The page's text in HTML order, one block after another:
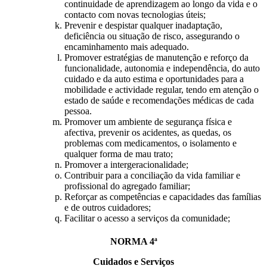
continuidade de aprendizagem ao longo da vida e o
contacto com novas tecnologias úteis;
Prevenir e despistar qualquer inadaptação,
deficiência ou situação de risco, assegurando o
encaminhamento mais adequado.
Promover estratégias de manutenção e reforço da
funcionalidade, autonomia e independência, do auto
cuidado e da auto estima e oportunidades para a
mobilidade e actividade regular, tendo em atenção o
estado de saúde e recomendações médicas de cada
pessoa.
Promover um ambiente de segurança física e
afectiva, prevenir os acidentes, as quedas, os
problemas com medicamentos, o isolamento e
qualquer forma de mau trato;
Promover a intergeracionalidade;
Contribuir para a conciliação da vida familiar e
profissional do agregado familiar;
Reforçar as competências e capacidades das famílias
e de outros cuidadores;
Facilitar o acesso a serviços da comunidade;
NORMA 4ª
Cuidados e Serviços